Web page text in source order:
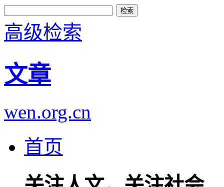
高级检索
文章
wen.org.cn
首页